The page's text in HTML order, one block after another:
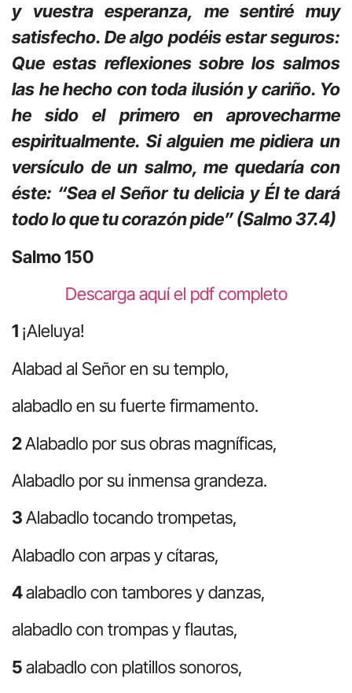
y vuestra esperanza, me sentiré muy
satisfecho. De algo podéis estar seguros:
Que estas reflexiones sobre los salmos
las he hecho con toda ilusión y cariño. Yo
he sido el primero en aprovecharme
espiritualmente. Si alguien me pidiera un
versículo de un salmo, me quedaría con
éste: “Sea el Señor tu delicia y Él te dará
todo lo que tu corazón pide” (Salmo 37.4)
Salmo 150
Descarga aquí el pdf completo
1 ¡Aleluya!
Alabad al Señor en su templo,
alabadlo en su fuerte firmamento.
2Alabadlo por sus obras magníficas,
Alabadlo por su inmensa grandeza.
3Alabadlo tocando trompetas,
Alabadlo con arpas y cítaras,
4alabadlo con tambores y danzas,
alabadlo con trompas y flautas,
5alabadlo con platillos sonoros,